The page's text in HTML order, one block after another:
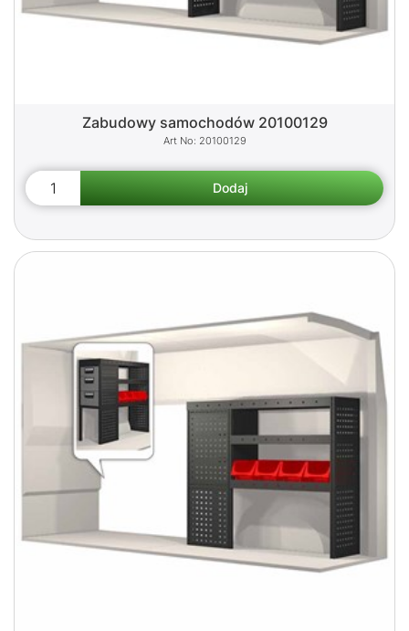
Zabudowy samochodów 20100129
20100129